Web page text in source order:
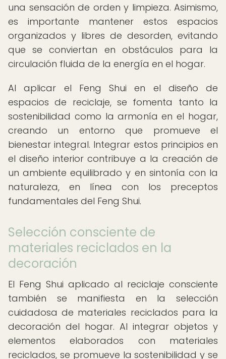
una sensación de orden y limpieza. Asimismo,
es importante mantener estos espacios
organizados y libres de desorden, evitando
que se conviertan en obstáculos para la
circulación fluida de la energía en el hogar.
Al aplicar el Feng Shui en el diseño de
espacios de reciclaje, se fomenta tanto la
sostenibilidad como la armonía en el hogar,
creando un entorno que promueve el
bienestar integral. Integrar estos principios en
el diseño interior contribuye a la creación de
un ambiente equilibrado y en sintonía con la
naturaleza, en línea con los preceptos
fundamentales del Feng Shui.
Selección consciente de
materiales reciclados en la
decoración
El Feng Shui aplicado al reciclaje consciente
también se manifiesta en la selección
cuidadosa de materiales reciclados para la
decoración del hogar. Al integrar objetos y
elementos elaborados con materiales
reciclados, se promueve la sostenibilidad y se